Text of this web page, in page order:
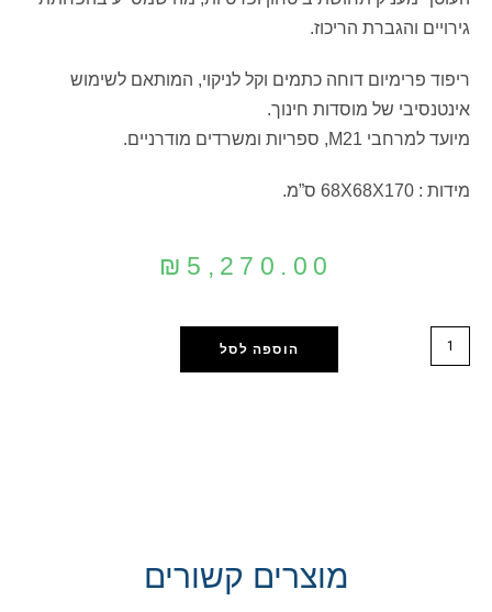
גירויים והגברת הריכוז.
ריפוד פרימיום דוחה כתמים וקל לניקוי, המותאם לשימוש
אינטנסיבי של מוסדות חינוך.
מיועד למרחבי M21, ספריות ומשרדים מודרניים.
מידות : 68X68X170 ס”מ.
₪ 5,270.00
הוספה לסל
מוצרים קשורים